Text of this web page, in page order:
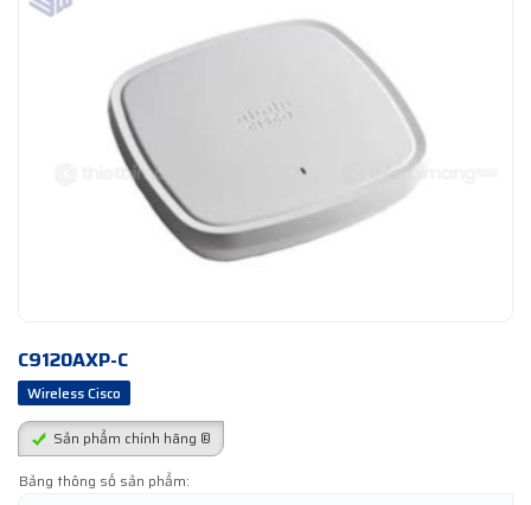
C9120AXP-C
Wireless Cisco
Sản phẩm chính hãng ®
Bảng thông số sản phẩm: